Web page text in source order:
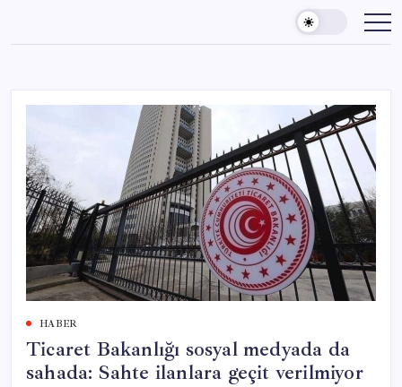
content
HABER
Ticaret Bakanlığı sosyal medyada da
sahada: Sahte ilanlara geçit verilmiyor